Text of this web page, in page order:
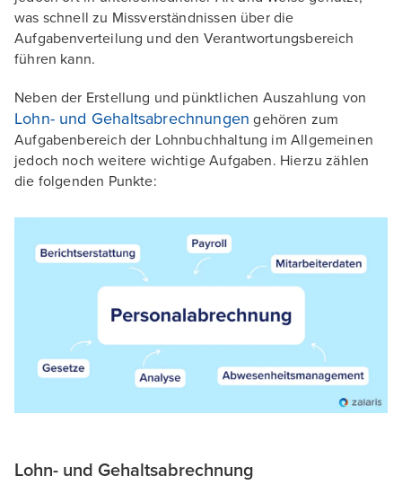
was schnell zu Missverständnissen über die
Aufgabenverteilung und den Verantwortungsbereich
führen kann.
Neben der Erstellung und pünktlichen Auszahlung von
Lohn- und Gehaltsabrechnungen gehören zum
Aufgabenbereich der Lohnbuchhaltung im Allgemeinen
jedoch noch weitere wichtige Aufgaben. Hierzu zählen
die folgenden Punkte:
Lohn- und Gehaltsabrechnung